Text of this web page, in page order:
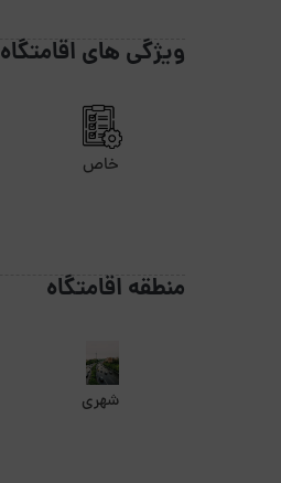
ویژگی های اقامتگاه
خاص
منطقه اقامتگاه
شهری